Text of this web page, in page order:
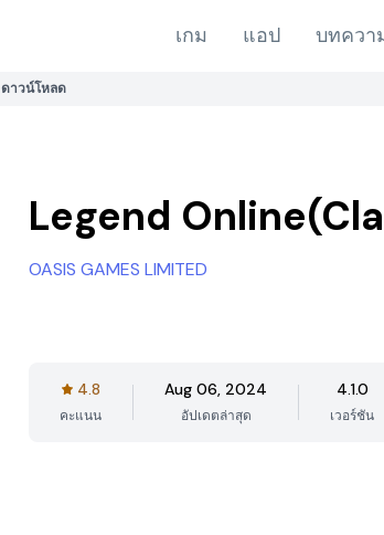
เกม แอป บทควา
ดาวน์โหลด
Legend
OASIS GAMES LIMITED
4.8
คะแนน
Aug 06, 2024
อัปเดตล่าสุด
4.1.0
เวอร์ชัน